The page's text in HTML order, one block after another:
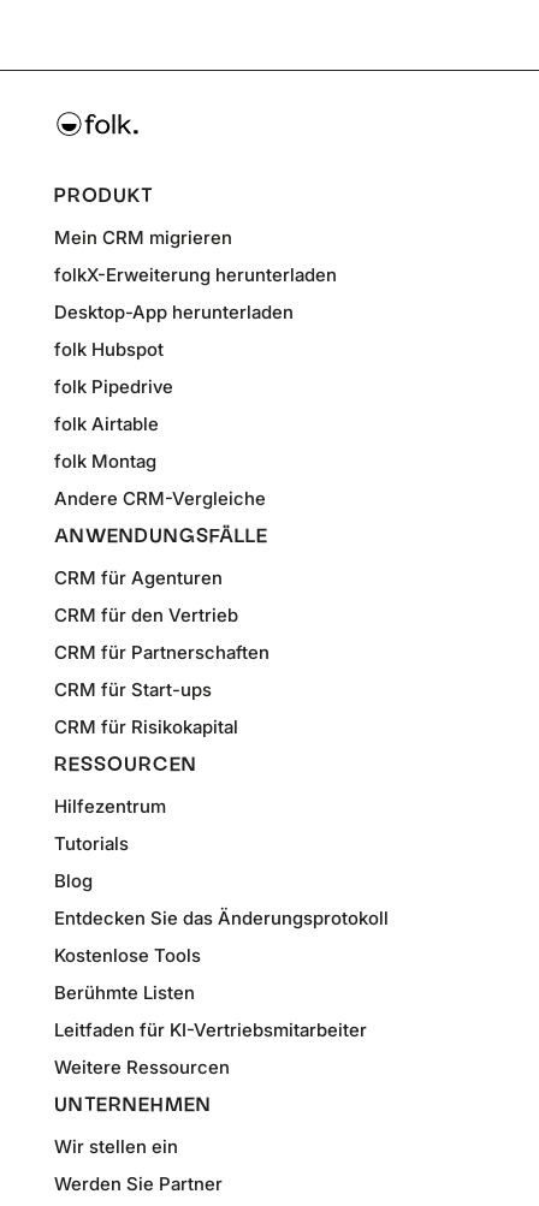
PRODUKT
Mein CRM migrieren
folkX-Erweiterung herunterladen
Desktop-App herunterladen
folk Hubspot
folk Pipedrive
folk Airtable
folk Montag
Andere CRM-Vergleiche
ANWENDUNGSFÄLLE
CRM für Agenturen
CRM für den Vertrieb
CRM für Partnerschaften
CRM für Start-ups
CRM für Risikokapital
RESSOURCEN
Hilfezentrum
Tutorials
Blog
Entdecken Sie das Änderungsprotokoll
Kostenlose Tools
Berühmte Listen
Leitfaden für KI-Vertriebsmitarbeiter
Weitere Ressourcen
UNTERNEHMEN
Wir stellen ein
Werden Sie Partner